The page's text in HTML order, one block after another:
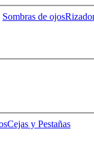
Sombras de ojos
Cejas y Pestañas